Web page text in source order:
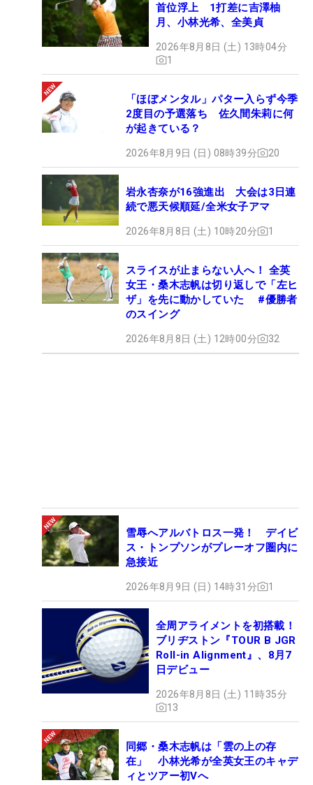
首位浮上 1打差に吉澤柚
月、小林光希、全美貞
2026年8月8日 (土) 13時04分
1
「ほぼメンタル」パター入らず今季
2度目の予選落ち 佐久間朱莉に何
が起きている？
2026年8月9日 (日) 08時39分 20
岩永杏奈が16強進出 大会は3日連
続で悪天候順延/全米女子アマ
2026年8月8日 (土) 10時20分 1
スライスが止まらない人へ！ 全英
女王・桑木志帆は切り返しで「左ヒ
ザ」を先に動かしていた #優勝者
のスイング
2026年8月8日 (土) 12時00分 32
雪辱へアルバトロス一発！ デイビ
ス・トンプソンがプレーオフ圏内に
急接近
2026年8月9日 (日) 14時31分 1
全周アライメントを初搭載！
ブリヂストン『TOUR B JGR
Roll-in Alignment』、8月7
日デビュー
2026年8月8日 (土) 11時35分
13
同郷・桑木志帆は「雲の上の存
在」 小林光希が全英女王のキャデ
ィとツアー初Vへ